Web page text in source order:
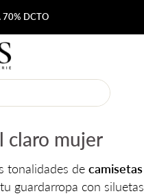
70% DCTO
claro mujer
tonalidades de camisetas
guardarropa con siluetas